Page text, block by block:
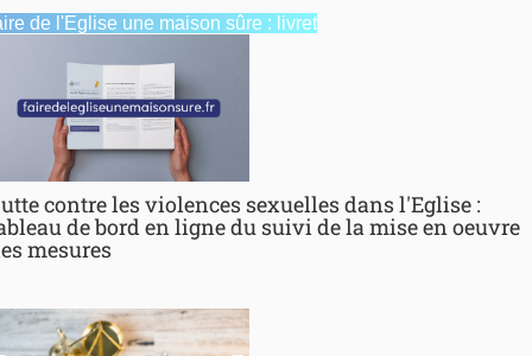
de l'Eglise une maison sûre : livret
contre les violences sexuelles dans l'Eglise :
de bord en ligne du suivi de la mise en oeuvre
mesures